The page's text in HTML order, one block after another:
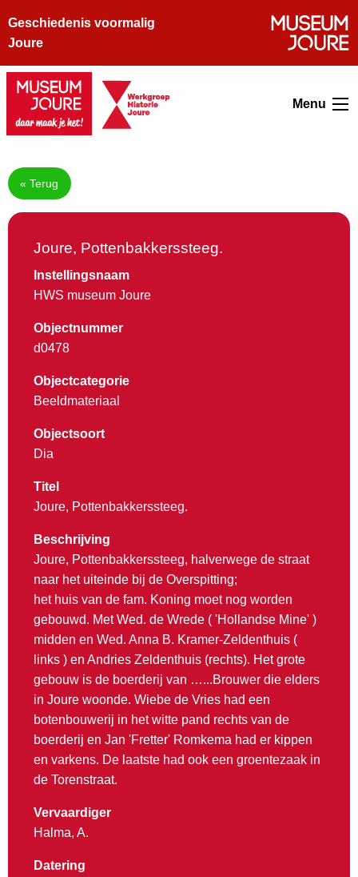
Geschiedenis voormalig
Joure
Menu
« Terug
Joure, Pottenbakkerssteeg.
Instellingsnaam
HWS museum Joure
Objectnummer
d0478
Objectcategorie
Beeldmateriaal
Objectsoort
Dia
Titel
Joure, Pottenbakkerssteeg.
Beschrijving
Joure, Pottenbakkerssteeg, halverwege de straat
naar het uiteinde bij de Overspitting;
het huis van de fam. Koning moet nog worden
gebouwd. Met Wed. de Wrede ( 'Hollandse Mine' )
midden en Wed. Anna B. Kramer-Zeldenthuis (
links ) en Andries Zeldenthuis (rechts). Het grote
gebouw is de boerderij van …...Brouwer die elders
in Joure woonde. Wiebe de Vries had een
botenbouwerij in het witte pand rechts van de
boerderij en Jan 'Fretter' Romkema had er kippen
en varkens. De laatste had ook een groentezaak in
de Torenstraat.
Vervaardiger
Halma, A.
Datering